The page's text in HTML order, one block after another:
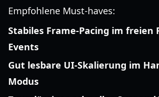
Empfohlene Must-haves:
Stabiles Frame-Pacing im freien
Events
Gut lesbare UI-Skalierung im
Modus